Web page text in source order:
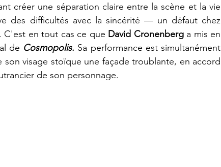
créer une séparation claire entre la scène et la vie
des difficultés avec la sincérité — un défaut chez
C'est en tout cas ce que David Cronenberg a mis en
de Cosmopolis. Sa performance est simultanément
visage stoïque une façade troublante, en accord
de son personnage.